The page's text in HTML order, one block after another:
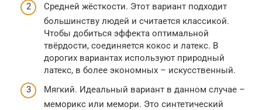
Средней жёсткости. Этот вариант подходит
большинству людей и считается классикой.
Чтобы добиться эффекта оптимальной
твёрдости, соединяется кокос и латекс. В
дорогих вариантах используют природный
латекс, в более экономных – искусственный.
Мягкий. Идеальный вариант в данном случае –
меморикс или мемори. Это синтетический